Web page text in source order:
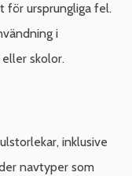
för ursprungliga fel.
i
skolor.
inklusive
navtyper som